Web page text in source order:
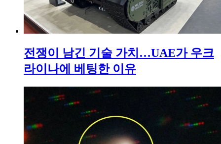
전쟁이 남긴 기술 가치…UAE가 우크
라이나에 베팅한 이유